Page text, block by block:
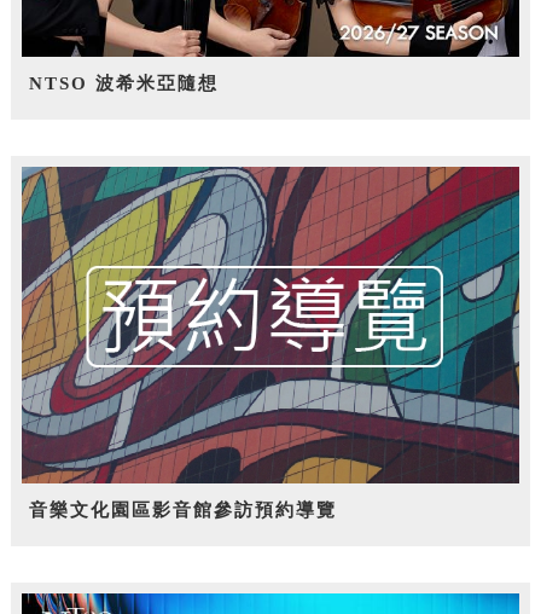
NTSO 波希米亞隨想
音樂文化園區影音館參訪預約導覽